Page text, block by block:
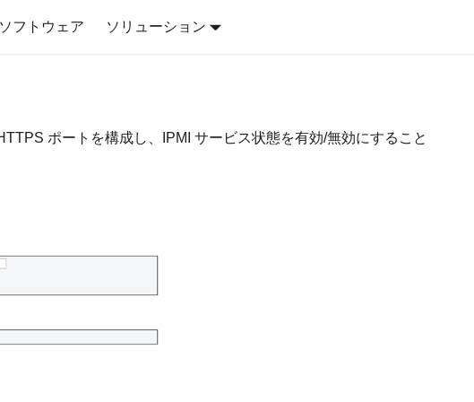
ソフトウェア ソリューション
ポートを構成し、IPMI サービス状態を有効/無効にすること